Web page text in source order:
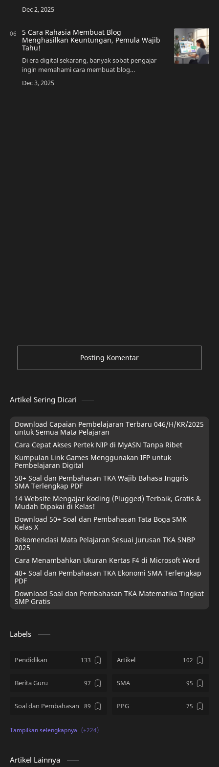
menjadi momen istimewa bagi setiap keluarga.
Bagi kalian sobat pelajar yang sedang mencari
5 Cara Rahasia Membuat Blog
Menghasilkan Keuntungan, Pemula Wajib
Tahu!
Di era digital sekarang, banyak sobat pengajar
ingin memahami cara membuat blog
menghasilkan uang tanpa harus punya skill
teknis tinggi dulu. Kabar baiknya, blog bukan
Posting Komentar
Artikel Sering Dicari
Download Capaian Pembelajaran Terbaru 046/H/KR/2025
untuk Semua Mata Pelajaran
Cara Cepat Akses Pertek NIP di MyASN Tanpa Ribet
Kumpulan Link Games Menggunakan IFP untuk
Pembelajaran Digital
50+ Soal dan Pembahasan TKA Wajib Bahasa Inggris
SMA Terlengkap PDF
14 Website Mengajar Koding (Plugged) Terbaik, Gratis &
Mudah Dipakai di Kelas!
Download 50+ Soal dan Pembahasan Tata Boga SMK
Kelas X
Rekomendasi Mata Pelajaran Sesuai Jurusan TKA SNBP
2025
Cara Menambahkan Ukuran Kertas F4 di Microsoft Word
40+ Soal dan Pembahasan TKA Ekonomi SMA Terlengkap
PDF
Download Soal dan Pembahasan TKA Matematika Tingkat
SMP Gratis
Labels
Pendidikan Artikel
Berita Guru SMA
Soal dan Pembahasan PPG
Kumpulan Soal
Artikel Lainnya